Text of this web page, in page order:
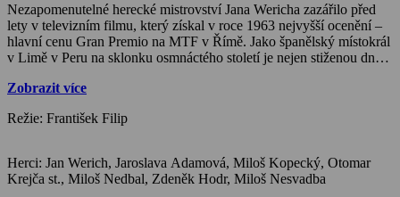
Nezapomenutelné herecké mistrovství Jana Wericha zazářilo před
lety v televizním filmu, který získal v roce 1963 nejvyšší ocenění –
hlavní cenu Gran Premio na MTF v Římě. Jako španělský místokrál
v Limě v Peru na sklonku osmnáctého století je nejen stiženou dnou,
Své účty s nevěrnou kráskou si hodlá vyřídit velmi rázně…
Zobrazit více
Režie: František Filip
Herci: Jan Werich, Jaroslava Adamová, Miloš Kopecký, Otomar
Krejča st., Miloš Nedbal, Zdeněk Hodr, Miloš Nesvadba